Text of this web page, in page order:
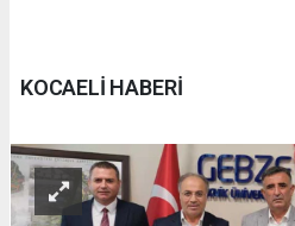
KOCAELİ HABERİ